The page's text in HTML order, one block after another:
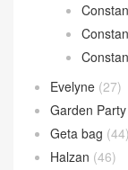
Evelyne (27)
Garden Party
Geta bag (44)
Halzan (46)